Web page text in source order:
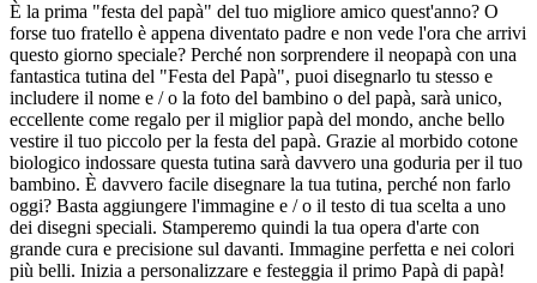
È la prima "festa del papà" del tuo migliore amico quest'anno? O
forse tuo fratello è appena diventato padre e non vede l'ora che arrivi
questo giorno speciale? Perché non sorprendere il neopapà con una
fantastica tutina del "Festa del Papà", puoi disegnarlo tu stesso e
includere il nome e / o la foto del bambino o del papà, sarà unico,
eccellente come regalo per il miglior papà del mondo, anche bello
vestire il tuo piccolo per la festa del papà. Grazie al morbido cotone
biologico indossare questa tutina sarà davvero una goduria per il tuo
bambino. È davvero facile disegnare la tua tutina, perché non farlo
oggi? Basta aggiungere l'immagine e / o il testo di tua scelta a uno
dei disegni speciali. Stamperemo quindi la tua opera d'arte con
grande cura e precisione sul davanti. Immagine perfetta e nei colori
più belli. Inizia a personalizzare e festeggia il primo Papà di papà!